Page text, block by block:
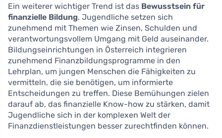
Ein weiterer wichtiger Trend ist das Bewusstsein für
finanzielle Bildung. Jugendliche setzen sich
zunehmend mit Themen wie Zinsen, Schulden und
verantwortungsvollem Umgang mit Geld auseinander.
Bildungseinrichtungen in Österreich integrieren
zunehmend Finanzbildungsprogramme in den
Lehrplan, um jungen Menschen die Fähigkeiten zu
vermitteln, die sie benötigen, um informierte
Entscheidungen zu treffen. Diese Bemühungen zielen
darauf ab, das finanzielle Know-how zu stärken, damit
Jugendliche sich in der komplexen Welt der
Finanzdienstleistungen besser zurechtfinden können.